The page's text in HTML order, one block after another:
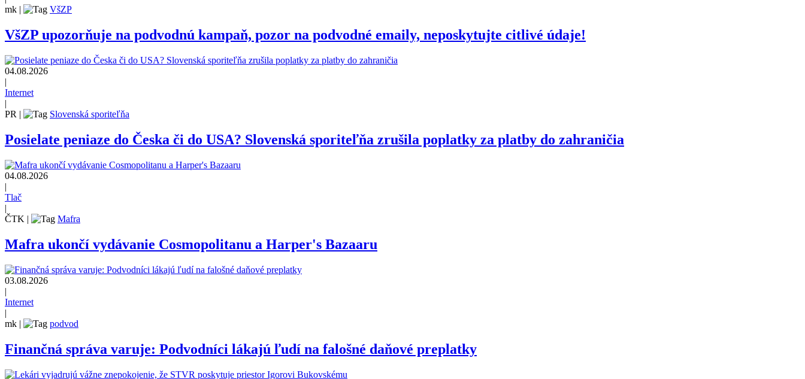
mk
VšZP
VšZP upozorňuje na podvodnú kampaň, pozor na podvodné emaily, neposkytujte citlivé údaje!
04.08.2026
|
Internet
|
PR | Slovenská sporiteľňa
Posielate peniaze do Česka či do USA? Slovenská sporiteľňa zrušila poplatky za platby do zahraničia
04.08.2026
|
Tlač
|
ČTK | Mafra
Mafra ukončí vydávanie Cosmopolitanu a Harper's Bazaaru
03.08.2026
|
Internet
|
mk | podvod
Finančná správa varuje: Podvodníci lákajú ľudí na falošné daňové preplatky